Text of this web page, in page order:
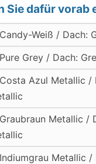
Sie dafür vorab
Weiß / Dach:
Grey / Dach:
Azul Metallic /
Metallic /
Metallic /